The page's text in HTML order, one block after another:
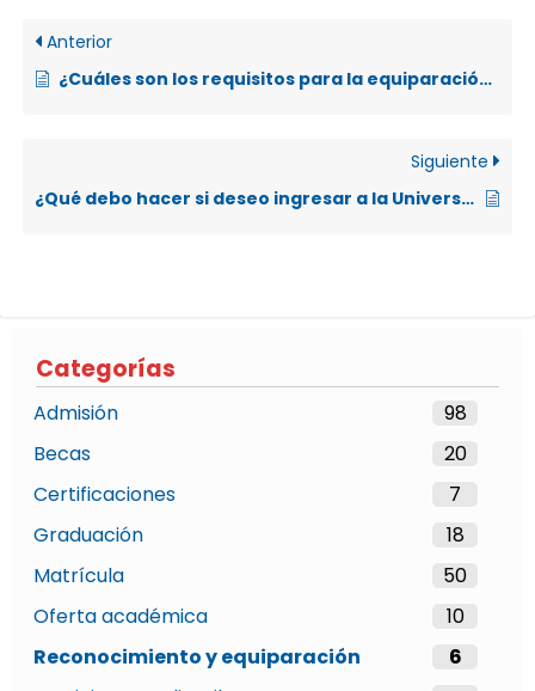
Categorías
Admisión
98
Becas
20
Certificaciones
7
Graduación
18
Matrícula
50
Oferta académica
10
Reconocimiento y equiparación
6
Anterior
¿Cuáles son los requisitos para la equiparación de cursos aprobados en otras instituciones de educación superior?
Siguiente
¿Qué debo hacer si deseo ingresar a la Universidad Nacional por reconocimiento de 36 créditos?